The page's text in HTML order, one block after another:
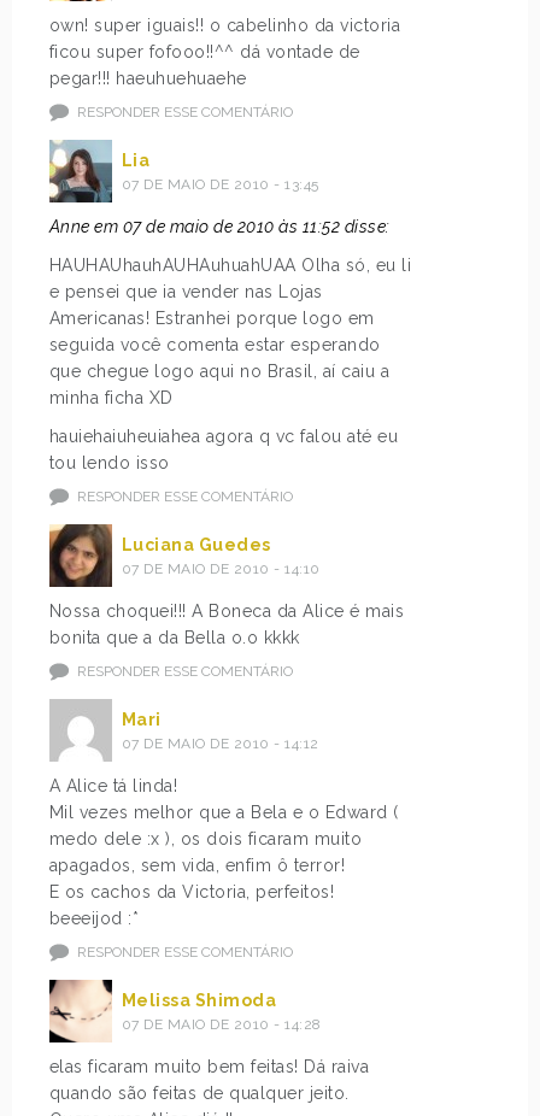
own! super iguais!! o cabelinho da victoria
ficou super fofooo!!^^ dá vontade de
pegar!!! haeuhuehuaehe
RESPONDER ESSE COMENTÁRIO
Lia
07 DE MAIO DE 2010 - 13:45
Anne em 07 de maio de 2010 às 11:52 disse:
HAUHAUhauhAUHAuhuahUAA Olha só, eu li
e pensei que ia vender nas Lojas
Americanas! Estranhei porque logo em
seguida você comenta estar esperando
que chegue logo aqui no Brasil, aí caiu a
minha ficha XD
hauiehaiuheuiahea agora q vc falou até eu
tou lendo isso
RESPONDER ESSE COMENTÁRIO
Luciana Guedes
07 DE MAIO DE 2010 - 14:10
Nossa choquei!!! A Boneca da Alice é mais
bonita que a da Bella o.o kkkk
RESPONDER ESSE COMENTÁRIO
Mari
07 DE MAIO DE 2010 - 14:12
A Alice tá linda!
Mil vezes melhor que a Bela e o Edward (
medo dele :x ), os dois ficaram muito
apagados, sem vida, enfim ô terror!
E os cachos da Victoria, perfeitos!
beeeijod :*
RESPONDER ESSE COMENTÁRIO
Melissa Shimoda
07 DE MAIO DE 2010 - 14:28
elas ficaram muito bem feitas! Dá raiva
quando são feitas de qualquer jeito.